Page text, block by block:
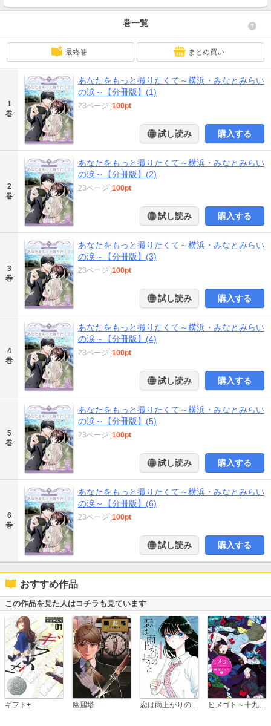
巻一覧
最終巻 まとめ買い
1
巻
あなたをもっと撮りたくて～横浜・みなとみらい
の涙～【分冊版】(1)
23ページ 100pt
試し読み 購入する
2
巻
あなたをもっと撮りたくて～横浜・みなとみらい
の涙～【分冊版】(2)
23ページ 100pt
試し読み 購入する
3
巻
あなたをもっと撮りたくて～横浜・みなとみらい
の涙～【分冊版】(3)
23ページ 100pt
試し読み 購入する
4
巻
あなたをもっと撮りたくて～横浜・みなとみらい
の涙～【分冊版】(4)
23ページ 100pt
試し読み 購入する
5
巻
あなたをもっと撮りたくて～横浜・みなとみらい
の涙～【分冊版】(5)
23ページ 100pt
試し読み 購入する
6
巻
あなたをもっと撮りたくて～横浜・みなとみらい
の涙～【分冊版】(6)
23ページ 100pt
試し読み 購入する
おすすめ作品
この作品を見た人はコチラも見ています
ギフト± 幽麗塔 恋は雨上がりのように ヒメゴト～十九歳の制服～